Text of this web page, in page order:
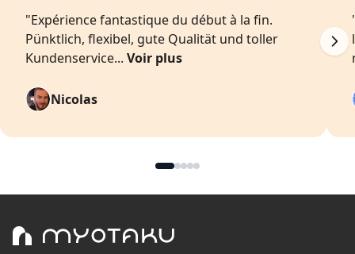
"Expérience fantastique du début à la fin.
Pünktlich, flexibel, gute Qualität und toller
Kundenservice... Voir plus
Nicolas